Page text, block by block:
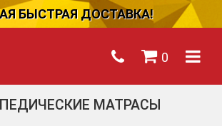
БЫСТРАЯ ДОСТАВКА!
0
МАТРАСЫ